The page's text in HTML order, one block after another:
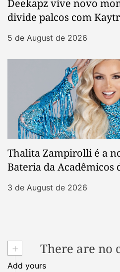
Deekapz vive novo
divide palcos com
5 de August de 2026
Thalita Zampirolli é a
Bateria da Acadêmicos
3 de August de 2026
+ There are no
Add yours